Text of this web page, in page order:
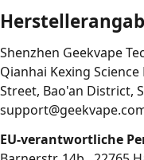
Shenzhen Geekvape
Qianhai Kexing
Street, Bao'an District,
EU-verantwortliche